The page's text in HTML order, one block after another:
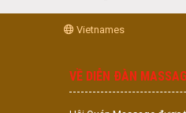
Vietnames
VỀ DIỄN ĐÀN